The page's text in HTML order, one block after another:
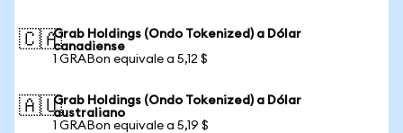
🇨🇦Grab Holdings (Ondo Tokenized) a Dólar
canadiense
1 GRABon equivale a 5,12 $
🇦🇺Grab Holdings (Ondo Tokenized) a Dólar
australiano
1 GRABon equivale a 5,19 $